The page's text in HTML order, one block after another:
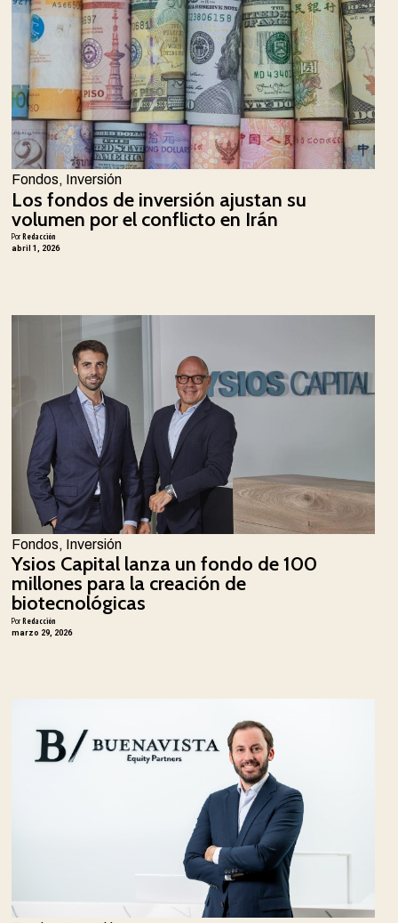
Fondos, Inversión
Los fondos de inversión ajustan su
volumen por el conflicto en Irán
PorRedacción
abril 1, 2026
Fondos, Inversión
Ysios Capital lanza un fondo de 100
millones para la creación de
biotecnológicas
PorRedacción
marzo 29, 2026